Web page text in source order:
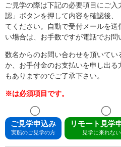
ご見学の際は下記の必要項目にご
認」ボタンを押して内容を確認後
てください。自動で受付メールを
い場合は、お手数ですが電話でお問
数名からのお問い合わせを頂いてい
か、お手付金のお支払いを申し出る
もありますのでご了承下さい。
※は必須項目です。
ご見学申込み
実船のご見学の方
リモート見学
見学に来れな